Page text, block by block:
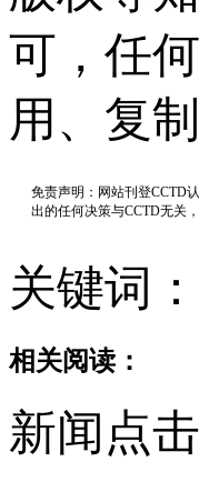
可，任
用、复
免责声明：网站刊登CCTD
出的任何决策与CCTD无关
关键词：
相关阅读：
新闻点